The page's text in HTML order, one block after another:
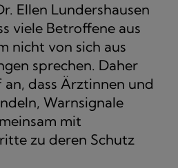
Ellen Lundershausen
viele Betroffene aus
nicht von sich aus
sprechen. Daher
dass Ärztinnen und
Warnsignale
mit
zu deren Schutz